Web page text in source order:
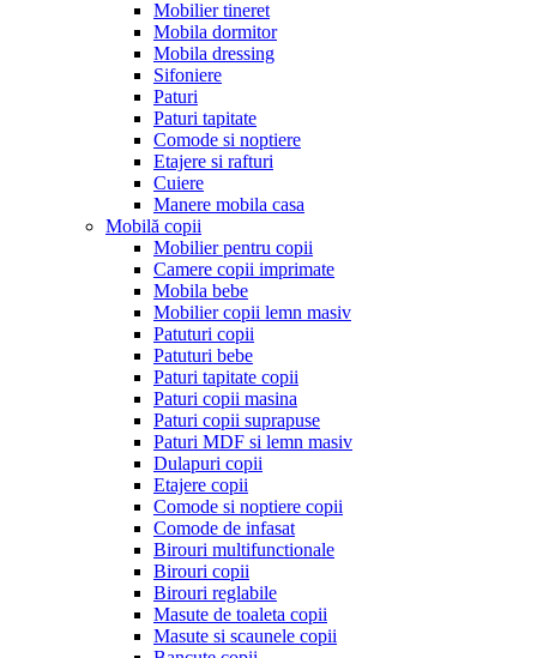
Mobilier tineret
Mobila dormitor
Mobila dressing
Sifoniere
Paturi
Paturi tapitate
Comode si noptiere
Etajere si rafturi
Cuiere
Manere mobila casa
Mobilă copii
Mobilier pentru copii
Camere copii imprimate
Mobila bebe
Mobilier copii lemn masiv
Patuturi copii
Patuturi bebe
Paturi tapitate copii
Paturi copii masina
Paturi copii suprapuse
Paturi MDF si lemn masiv
Dulapuri copii
Etajere copii
Comode si noptiere copii
Comode de infasat
Birouri multifunctionale
Birouri copii
Birouri reglabile
Masute de toaleta copii
Masute si scaunele copii